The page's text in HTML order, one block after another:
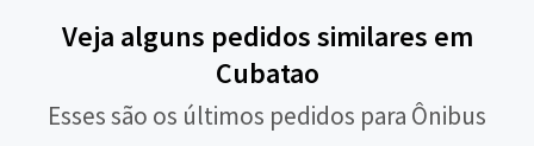
Veja alguns pedidos similares em
Cubatao
Esses são os últimos pedidos para Ônibus